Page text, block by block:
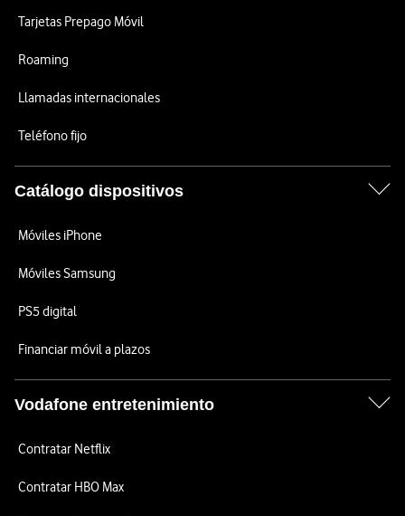
Tarjetas Prepago Móvil
Roaming
Llamadas internacionales
Teléfono fijo
Catálogo dispositivos
Móviles iPhone
Móviles Samsung
PS5 digital
Financiar móvil a plazos
Vodafone entretenimiento
Contratar Netflix
Contratar HBO Max